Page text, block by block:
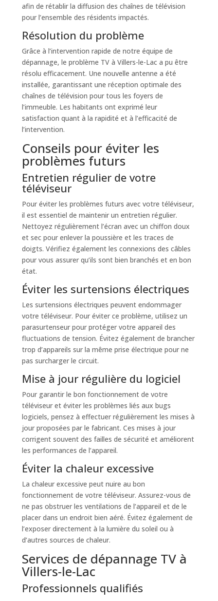
afin de rétablir la diffusion des chaînes de télévision
pour l’ensemble des résidents impactés.
Résolution du problème
Grâce à l’intervention rapide de notre équipe de
dépannage, le problème TV à Villers-le-Lac a pu être
résolu efficacement. Une nouvelle antenne a été
installée, garantissant une réception optimale des
chaînes de télévision pour tous les foyers de
l’immeuble. Les habitants ont exprimé leur
satisfaction quant à la rapidité et à l’efficacité de
l’intervention.
Conseils pour éviter les
problèmes futurs
Entretien régulier de votre
téléviseur
Pour éviter les problèmes futurs avec votre téléviseur,
il est essentiel de maintenir un entretien régulier.
Nettoyez régulièrement l’écran avec un chiffon doux
et sec pour enlever la poussière et les traces de
doigts. Vérifiez également les connexions des câbles
pour vous assurer qu’ils sont bien branchés et en bon
état.
Éviter les surtensions électriques
Les surtensions électriques peuvent endommager
votre téléviseur. Pour éviter ce problème, utilisez un
parasurtenseur pour protéger votre appareil des
fluctuations de tension. Évitez également de brancher
trop d’appareils sur la même prise électrique pour ne
pas surcharger le circuit.
Mise à jour régulière du logiciel
Pour garantir le bon fonctionnement de votre
téléviseur et éviter les problèmes liés aux bugs
logiciels, pensez à effectuer régulièrement les mises à
jour proposées par le fabricant. Ces mises à jour
corrigent souvent des failles de sécurité et améliorent
les performances de l’appareil.
Éviter la chaleur excessive
La chaleur excessive peut nuire au bon
fonctionnement de votre téléviseur. Assurez-vous de
ne pas obstruer les ventilations de l’appareil et de le
placer dans un endroit bien aéré. Évitez également de
l’exposer directement à la lumière du soleil ou à
d’autres sources de chaleur.
Services de dépannage TV à
Villers-le-Lac
Professionnels qualifiés